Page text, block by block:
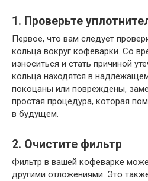
1. Проверьте
Первое, что вам следует
кольца вокруг кофеварки. Со
износиться и стать причиной
кольца находятся в
покоцаны или повреждены,
простая процедура, которая
в будущем.
2. Очистите фильтр
Фильтр в вашей кофеварке
другими отложениями. Это